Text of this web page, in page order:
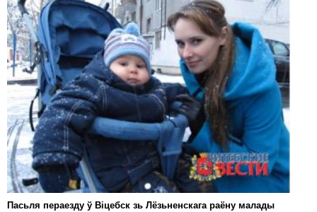
Пасьля пераезду ў Віцебск зь Лёзьненскага раёну малады
Дзяржава
Дыскрымінацыя
Затрыманьні
Карная псыхіятрыя
КПЧ ААН
Культурныя правы
ЛПП